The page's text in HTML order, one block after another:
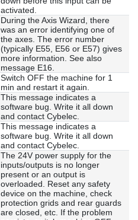
activated.
During the Axis Wizard, there
was an error identifying one of
the axes. The error number
(typically E55, E56 or E57) gives
more information. See also
message E16.
Switch OFF the machine for 1
min and restart it again.
This message indicates a
software bug. Write it all down
and contact Cybelec.
This message indicates a
software bug. Write it all down
and contact Cybelec.
The 24V power supply for the
inputs/outputs is no longer
present or an output is
overloaded. Reset any safety
device on the machine, check
protection grids and rear guards
are closed, etc. If the problem